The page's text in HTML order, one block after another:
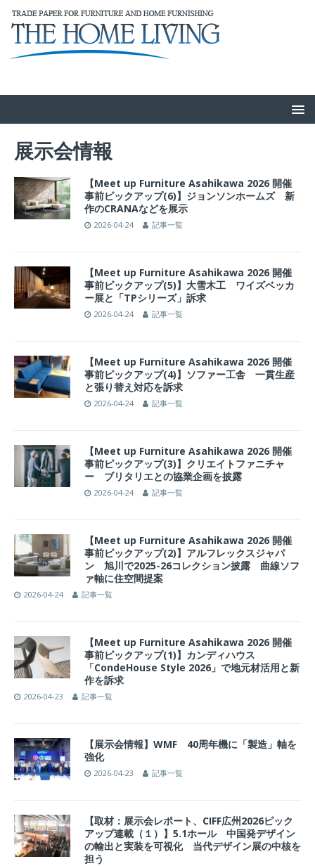
展示会情報
【Meet up Furniture Asahikawa 2026 開催
事前ピックアップ(6)】ジョンソンホームズ 新
作のCRANAなどを展示
2026-04-24 記事一覧
【Meet up Furniture Asahikawa 2026 開催
事前ピックアップ(5)】大雪木工 ワイズベッカ
ー展と「TPシリーズ」訴求
2026-04-24 記事一覧
【Meet up Furniture Asahikawa 2026 開催
事前ピックアップ(4)】ソファー工舎 一貫生産
と張り替え対応を訴求
2026-04-24 記事一覧
【Meet up Furniture Asahikawa 2026 開催
事前ピックアップ(3)】クリエイトファニチャ
ー ブリタリエとの協業企画を披露
2026-04-24 記事一覧
【Meet up Furniture Asahikawa 2026 開催
事前ピックアップ(2)】アルフレックスジャパ
ン 旭川で2025-26コレクション披露 曲線ソフ
ァ軸に住空間提案
2026-04-24 記事一覧
【Meet up Furniture Asahikawa 2026 開催
事前ピックアップ(1)】カンディハウス
「CondeHouse Style 2026」で地元材活用と新
作を訴求
2026-04-23 記事一覧
【展示会情報】WMF 40周年機に「製造」軸を
強化
2026-04-23 記事一覧
【取材：展示会レポート、CIFF広州2026ピック
アップ連載（１）】5.1ホール 中国発デザイン
の輸出と実装を可視化 当代デザイン展の中核を
担う